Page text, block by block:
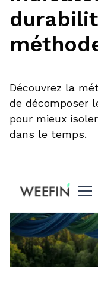
Découvrez la
de décomposer
pour mieux
dans le temps.